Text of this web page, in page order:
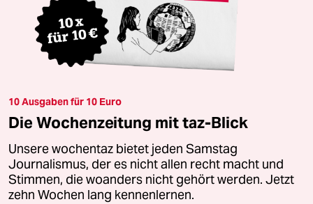
10 Ausgaben für 10 Euro
Die Wochenzeitung mit taz-Blick
Unsere wochentaz bietet jeden Samstag
Journalismus, der es nicht allen recht macht und
Stimmen, die woanders nicht gehört werden. Jetzt
zehn Wochen lang kennenlernen.